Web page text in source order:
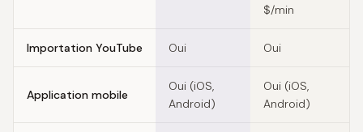
$/min
Importation YouTube Oui Oui
Application mobile
Oui (iOS,
Android)
Oui (iOS,
Android)